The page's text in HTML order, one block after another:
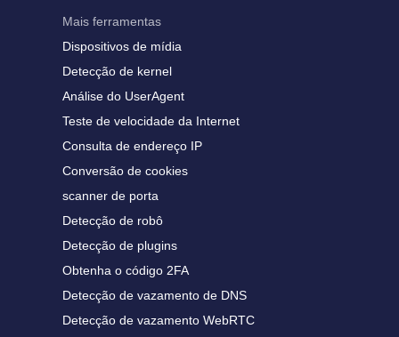
Mais ferramentas
Dispositivos de mídia
Detecção de kernel
Análise do UserAgent
Teste de velocidade da Internet
Consulta de endereço IP
Conversão de cookies
scanner de porta
Detecção de robô
Detecção de plugins
Obtenha o código 2FA
Detecção de vazamento de DNS
Detecção de vazamento WebRTC